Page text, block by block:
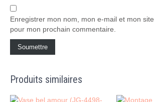
Enregistrer mon nom, mon e-mail et mon
pour mon prochain commentaire.
Produits similaires